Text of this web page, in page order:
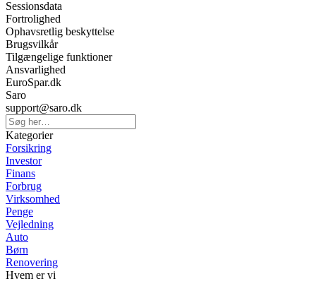
Sessionsdata
Fortrolighed
Ophavsretlig beskyttelse
Brugsvilkår
Tilgængelige funktioner
Ansvarlighed
EuroSpar.dk
Saro
support@saro.dk
Kategorier
Forsikring
Investor
Finans
Forbrug
Virksomhed
Penge
Vejledning
Auto
Børn
Renovering
Hvem er vi